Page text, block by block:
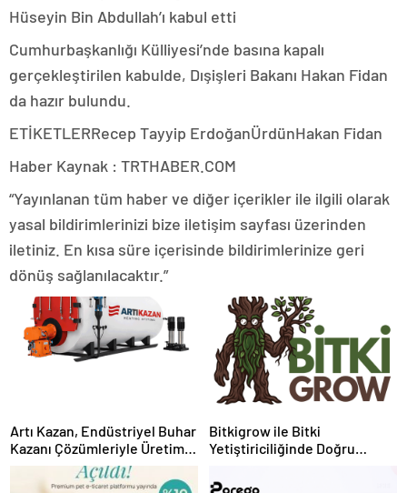
Cumhurbaşkanlığı Külliyesi’nde basına kapalı
gerçekleştirilen kabulde, Dışişleri Bakanı Hakan Fidan
da hazır bulundu.
ETİKETLERRecep Tayyip ErdoğanÜrdünHakan Fidan
Haber Kaynak : TRTHABER.COM
“Yayınlanan tüm haber ve diğer içerikler ile ilgili olarak
yasal bildirimlerinizi bize iletişim sayfası üzerinden
iletiniz. En kısa süre içerisinde bildirimlerinize geri
dönüş sağlanılacaktır.”
Artı Kazan, Endüstriyel Buhar
Kazanı Çözümleriyle Üretim
Tesislerine Verimli Sistemler
Sunuyor
Bitkigrow ile Bitki
Yetiştiriciliğinde Doğru